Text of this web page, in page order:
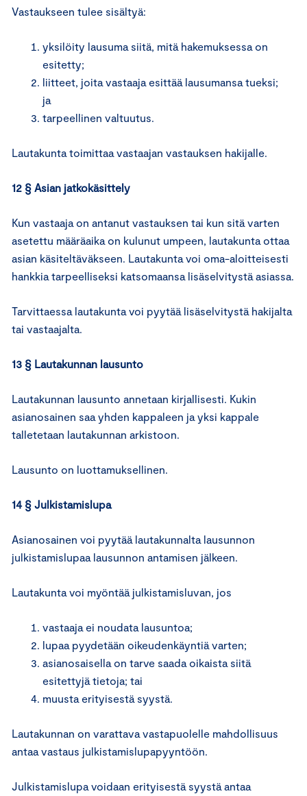
Vastaukseen tulee sisältyä:
yksilöity lausuma siitä, mitä hakemuksessa on
esitetty;
liitteet, joita vastaaja esittää lausumansa tueksi;
ja
tarpeellinen valtuutus.
Lautakunta toimittaa vastaajan vastauksen hakijalle.
12 § Asian jatkokäsittely
Kun vastaaja on antanut vastauksen tai kun sitä varten
asetettu määräaika on kulunut umpeen, lautakunta ottaa
asian käsiteltäväkseen. Lautakunta voi oma-aloitteisesti
hankkia tarpeelliseksi katsomaansa lisäselvitystä asiassa.
Tarvittaessa lautakunta voi pyytää lisäselvitystä hakijalta
tai vastaajalta.
13 § Lautakunnan lausunto
Lautakunnan lausunto annetaan kirjallisesti. Kukin
asianosainen saa yhden kappaleen ja yksi kappale
talletetaan lautakunnan arkistoon.
Lausunto on luottamuksellinen.
14 § Julkistamislupa
Asianosainen voi pyytää lautakunnalta lausunnon
julkistamislupaa lausunnon antamisen jälkeen.
Lautakunta voi myöntää julkistamisluvan, jos
vastaaja ei noudata lausuntoa;
lupaa pyydetään oikeudenkäyntiä varten;
asianosaisella on tarve saada oikaista siitä
esitettyjä tietoja; tai
muusta erityisestä syystä.
Lautakunnan on varattava vastapuolelle mahdollisuus
antaa vastaus julkistamislupapyyntöön.
Julkistamislupa voidaan erityisestä syystä antaa